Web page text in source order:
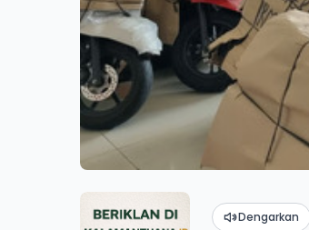
Dengarkan